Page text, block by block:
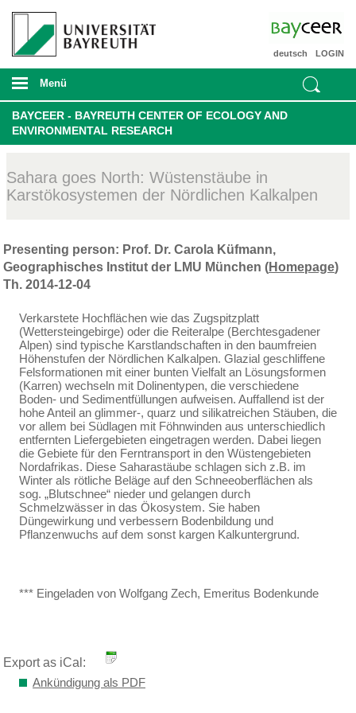
LOGIN
deutsch
Menü
BAYCEER - BAYREUTH CENTER OF ECOLOGY AND
ENVIRONMENTAL RESEARCH
Sahara goes North: Wüstenstäube in
Karstökosystemen der Nördlichen Kalkalpen
Presenting person: Prof. Dr. Carola Küfmann,
Geographisches Institut der LMU München (Homepage)
Th. 2014-12-04
Verkarstete Hochflächen wie das Zugspitzplatt
(Wettersteingebirge) oder die Reiteralpe (Berchtesgadener
Alpen) sind typische Karstlandschaften in den baumfreien
Höhenstufen der Nördlichen Kalkalpen. Glazial geschliffene
Felsformationen mit einer bunten Vielfalt an Lösungsformen
(Karren) wechseln mit Dolinentypen, die verschiedene
Boden- und Sedimentfüllungen aufweisen. Auffallend ist der
hohe Anteil an glimmer-, quarz und silikatreichen Stäuben, die
vor allem bei Südlagen mit Föhnwinden aus unterschiedlich
entfernten Liefergebieten eingetragen werden. Dabei liegen
die Gebiete für den Ferntransport in den Wüstengebieten
Nordafrikas. Diese Saharastäube schlagen sich z.B. im
Winter als rötliche Beläge auf den Schneeoberflächen als
sog. „Blutschnee“ nieder und gelangen durch
Schmelzwässer in das Ökosystem. Sie haben
Düngewirkung und verbessern Bodenbildung und
Pflanzenwuchs auf dem sonst kargen Kalkuntergrund.
*** Eingeladen von Wolfgang Zech, Emeritus Bodenkunde
Export as iCal:
Ankündigung als PDF